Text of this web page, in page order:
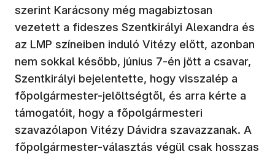
szerint Karácsony még magabiztosan
vezetett a fideszes Szentkirályi Alexandra és
az LMP színeiben induló Vitézy előtt, azonban
nem sokkal később, június 7-én jött a csavar,
Szentkirályi bejelentette, hogy visszalép a
főpolgármester-jelöltségtől, és arra kérte a
támogatóit, hogy a főpolgármesteri
szavazólapon Vitézy Dávidra szavazzanak. A
főpolgármester-választás végül csak hosszas